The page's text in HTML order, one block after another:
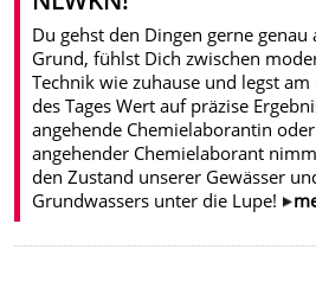
Du gehst den Dingen gerne genau
Grund, fühlst Dich zwischen
Technik wie zuhause und legst am
des Tages Wert auf präzise
angehende Chemielaborantin oder
angehender Chemielaborant
den Zustand unserer Gewässer
Grundwassers unter die Lupe!